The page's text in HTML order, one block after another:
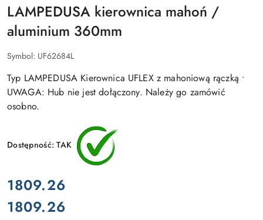
LAMPEDUSA kierownica mahoń /
aluminium 360mm
Symbol: UF62684L
Typ LAMPEDUSA Kierownica UFLEX z mahoniową rączką •
UWAGA: Hub nie jest dołączony. Należy go zamówić
osobno.
Dostępność:TAK
cena:
1809.26
Cena:
1809.26